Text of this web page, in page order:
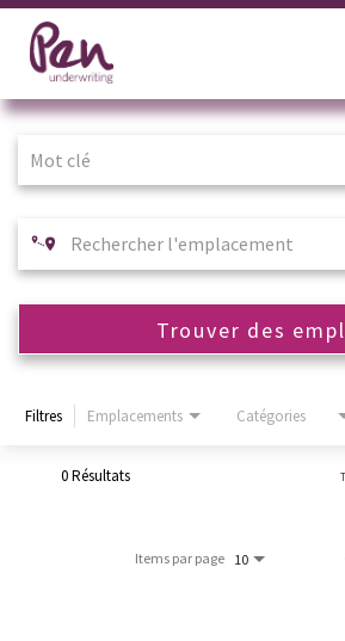
Job Search Page
Trouver des
Filtres Emplacements Catégories
0 Résultats
Items par page 10